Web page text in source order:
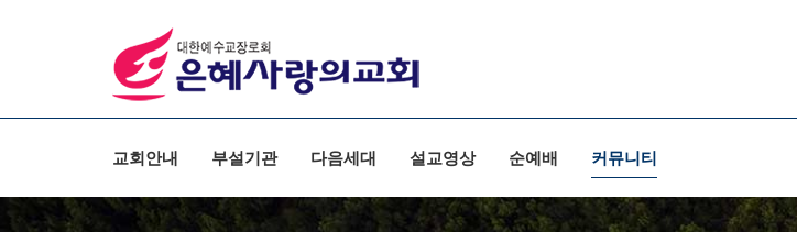
교회안내 부설기관 다음세대 설교영상 순예배 커뮤니티